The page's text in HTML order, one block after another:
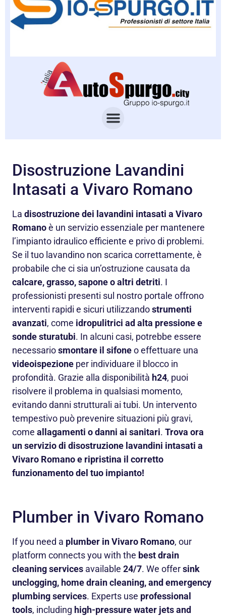
Disostruzione Lavandini
Intasati a Vivaro Romano
La disostruzione dei lavandini intasati a Vivaro
Romanoè un servizio essenziale per mantenere
l’impianto idraulico efficiente e privo di problemi.
Se il tuo lavandino non scarica correttamente, è
probabile che ci sia un’ostruzione causata da
calcare, grasso, sapone o altri detriti. I
professionisti presenti sul nostro portale offrono
interventi rapidi e sicuri utilizzandostrumenti
avanzati, come idropulitrici ad alta pressione e
sonde sturatubi. In alcuni casi, potrebbe essere
necessariosmontare il sifoneo effettuare una
videoispezione per individuare il blocco in
profondità. Grazie alla disponibilità h24, puoi
risolvere il problema in qualsiasi momento,
evitando danni strutturali ai tubi. Un intervento
tempestivo può prevenire situazioni più gravi,
come allagamenti o danni ai sanitari. Trova ora
un servizio di disostruzione lavandini intasati a
Vivaro Romano e ripristina il corretto
funzionamento del tuo impianto!
Plumber in Vivaro Romano
If you need a plumber in Vivaro Romano, our
platform connects you with the best drain
cleaning services available 24/7. We offersink
unclogging, home drain cleaning, and emergency
plumbing services. Experts use professional
tools, including high-pressure water jets and